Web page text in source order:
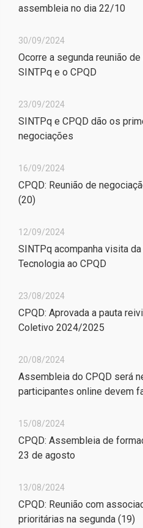
assembleia no dia 22/10
30/09/2024
Ocorre a segunda reunião
SINTPq e o CPQD
23/09/2024
SINTPq e CPQD dão os
negociações
16/09/2024
CPQD: Reunião de
(20)
12/09/2024
SINTPq acompanha visita
Tecnologia ao CPQD
23/08/2024
CPQD: Aprovada a pauta
Coletivo 2024/2025
20/08/2024
Assembleia do CPQD será
participantes online devem
15/08/2024
CPQD: Assembleia de
23 de agosto
13/08/2024
CPQD: Reunião com
prioritárias na segunda (19)